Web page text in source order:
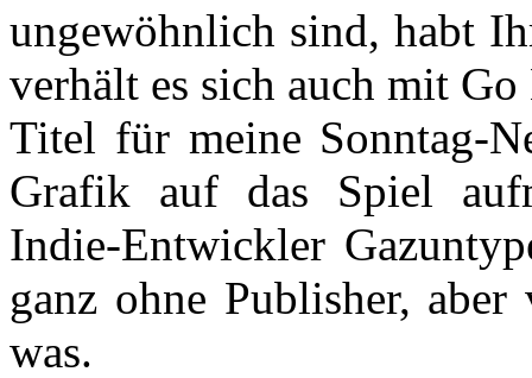
ungewöhnlich sind, habt
verhält es sich auch mit
Titel für meine Sonntag-
Grafik auf das Spiel
Indie-Entwickler
ganz ohne Publisher,
was.